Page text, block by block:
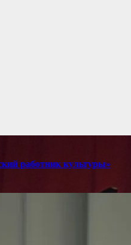
работник культуры»